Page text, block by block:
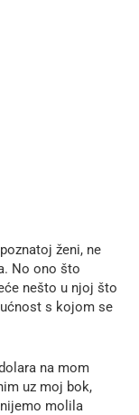
ženi, ne
No ono što
nešto u njoj što
s kojom se
na mom
uz moj bok,
molila